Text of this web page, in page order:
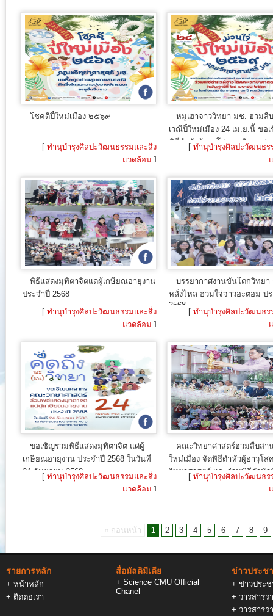
โชคดีปี๋ใหม่เมือง ๒๕๖๙
[ ทำนุบำรุงศิลปะวัฒนธรรมและสิ่ง
แวดล้อม ]
หมู่เฮาจาววิทยา มช. ฮ่วมสื
เวณีปี๋ใหม่เมือง 24 เม.ย.นี้ ขอ
พิธีดำหัวผู้อาวุโสคณะวิทยาศา
[ ทำนุบำรุงศิลปะวัฒนธร
พิธีแสดงมุทิตาจิตแด่ผู้เกษียณอายุงาน
ประจำปี 2568
[ ทำนุบำรุงศิลปะวัฒนธรรมและสิ่ง
แวดล้อม ]
บรรยากาศงานขันโตกวิทยา
หลั่งไหล ฮ่วมใจ๋จาวอะตอม ป
2568
[ ทำนุบำรุงศิลปะวัฒนธร
ขอเชิญร่วมพิธีแสดงมุทิตาจิต แด่ผู้
เกษียณอายุงาน ประจำปี 2568 ในวันที่
24 กันยายน 2568
[ ทำนุบำรุงศิลปะวัฒนธรรมและสิ่ง
แวดล้อม ]
คณะวิทยาศาสตร์ฮ่วมสืบสา
ใหม่เมือง จัดพิธีดำหัวผู้อาวุโส
วิทยาศาสตร์ และร่วมพิธีดำหัว
มช. ประจำปี 2568
[ ทำนุบำรุงศิลปะวัฒนธร
« ก่อนหน้า 1 2 3 4 5 6 7 8 9
รายการหลัก
+ หน้าหลัก
+ ติดต่อเรา
สื่อมัลติมีเดีย
+ Science CMU Official
Chanel
ข่าวประช
+ ข่าวประ
+ วารสารร
+ วารสารร